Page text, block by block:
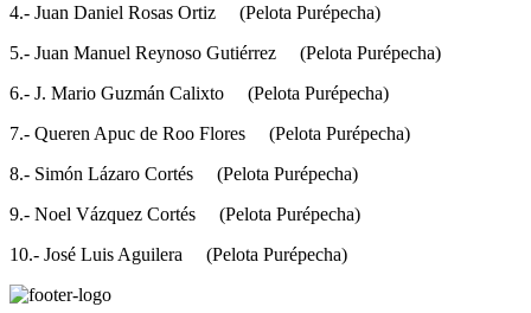
4.- Juan Daniel Rosas Ortiz (Pelota Purépecha)
5.- Juan Manuel Reynoso Gutiérrez (Pelota Purépecha)
6.- J. Mario Guzmán Calixto (Pelota Purépecha)
7.- Queren Apuc de Roo Flores (Pelota Purépecha)
8.- Simón Lázaro Cortés (Pelota Purépecha)
9.- Noel Vázquez Cortés (Pelota Purépecha)
10.- José Luis Aguilera (Pelota Purépecha)